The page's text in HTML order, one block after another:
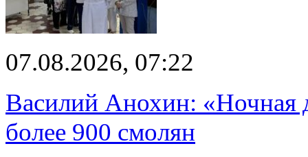
07.08.2026, 07:22
Василий Анохин: «Ночная
более 900 смолян